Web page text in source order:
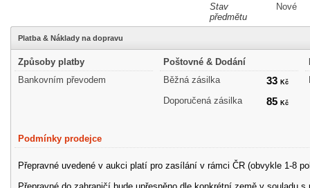
Stav
předmětu
Nové
Platba & Náklady na dopravu
Způsoby platby
Bankovním převodem
Poštovné & Dodání
Běžná zásilka
33 Kč
Doporučená zásilka 85 Kč
Podmínky prodejce
Přepravné uvedené v aukci platí pro zasílání v rámci ČR (obvykle 1-8